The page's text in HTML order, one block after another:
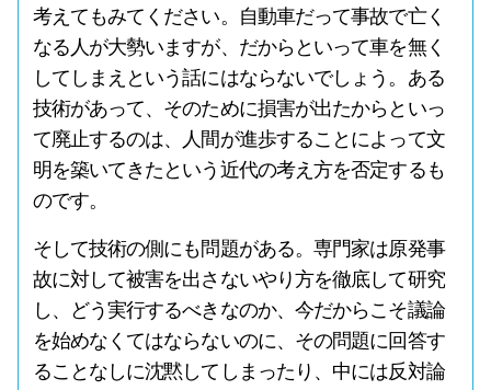
考えてもみてください。自動車だって事故で亡く
なる人が大勢いますが、だからといって車を無く
してしまえという話にはならないでしょう。ある
技術があって、そのために損害が出たからといっ
て廃止するのは、人間が進歩することによって文
明を築いてきたという近代の考え方を否定するも
のです。
そして技術の側にも問題がある。専門家は原発事
故に対して被害を出さないやり方を徹底して研究
し、どう実行するべきなのか、今だからこそ議論
を始めなくてはならないのに、その問題に回答す
ることなしに沈黙してしまったり、中には反対論